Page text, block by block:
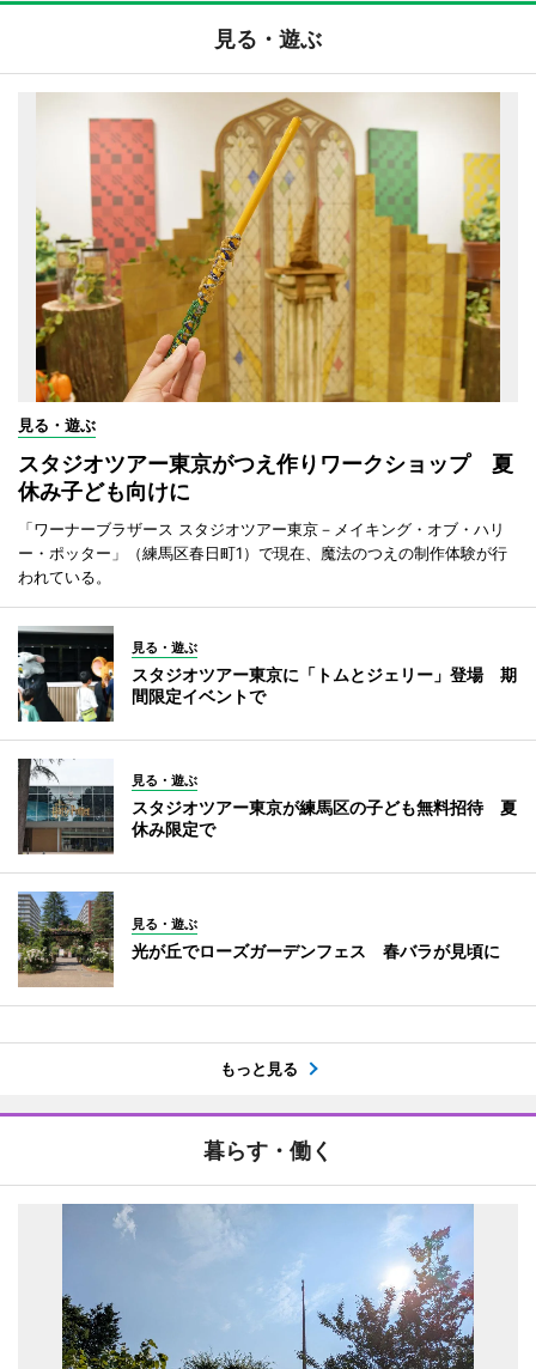
見る・遊ぶ
見る・遊ぶ
スタジオツアー東京がつえ作りワークショップ 夏
休み子ども向けに
「ワーナーブラザース スタジオツアー東京－メイキング・オブ・ハリ
ー・ポッター」（練馬区春日町1）で現在、魔法のつえの制作体験が行
われている。
見る・遊ぶ
スタジオツアー東京に「トムとジェリー」登場 期
間限定イベントで
見る・遊ぶ
スタジオツアー東京が練馬区の子ども無料招待 夏
休み限定で
見る・遊ぶ
光が丘でローズガーデンフェス 春バラが見頃に
もっと見る
暮らす・働く